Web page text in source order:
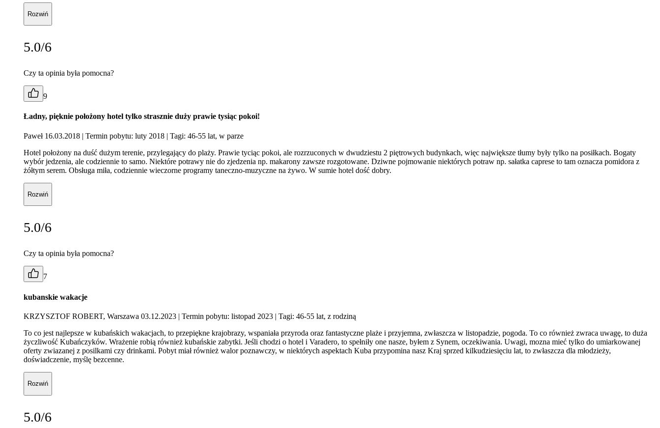
Rozwiń
5.0/6
Czy ta opinia była pomocna?
9
Ładny, pięknie położony hotel tylko strasznie duży prawie tysiąc pokoi!
Paweł 16.03.2018 | Termin pobytu: luty 2018 | Tagi: 46-55 lat, w parze
Hotel położony na duść dużym terenie, przylegający do plaży. Prawie tyciąc pokoi, ale rozrzuconych w dwudziestu 2 piętrowych budynkach, więc największe tłumy były tylko na posiłkach. Bogaty
wybór jedzenia, ale codziennie to samo. Niektóre potrawy nie do zjedzenia np. makarony zawsze rozgotowane. Dziwne pojmowanie niektórych potraw np. sałatka caprese to tam oznacza pomidora z
żółtym serem. Obsługa miła, codziennie wieczorne programy taneczno-muzyczne na żywo. W sumie hotel dość dobry.
Rozwiń
5.0/6
Czy ta opinia była pomocna?
7
kubanskie wakacje
KRZYSZTOF ROBERT, Warszawa 03.12.2023 | Termin pobytu: listopad 2023 | Tagi: 46-55 lat, z rodziną
To co jest najlepsze w kubańskich wakacjach, to przepiękne krajobrazy, wspaniała przyroda oraz fantastyczne plaże i przyjemna, zwłaszcza w listopadzie, pogoda. To co również zwraca uwagę, to duża
życzliwość Kubańczyków. Wrażenie robią również kubańskie zabytki. Jeśli chodzi o hotel i Varadero, to spełniły one nasze, byłem z Synem, oczekiwania. Uwagi, mozna mieć tylko do umiarkowanej
oferty zwiazanej z posilkami czy drinkami. Pobyt miał również walor poznawczy, w niektórych aspektach Kuba przypomina nasz Kraj sprzed kilkudziesięciu lat, to zwłaszcza dla młodzieży,
doświadczenie, myślę bezcenne.
Rozwiń
5.0/6